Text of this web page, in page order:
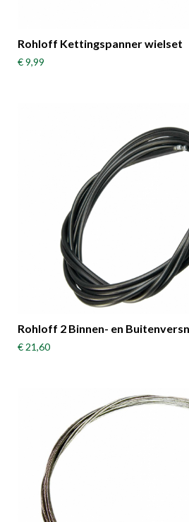
Rohloff Kettingspanner wielset
€ 9,99
Rohloff 2 Binnen- en
€ 21,60